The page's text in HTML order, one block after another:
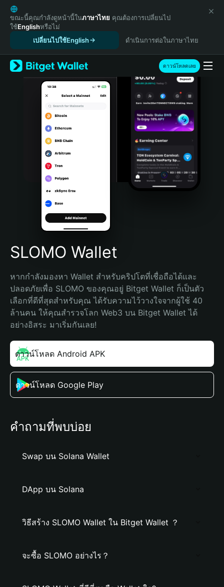
English
日本語
Tiếng Việt
Español (Latinoamérica)
Türkçe
Italiano
Português (Portugal)
Bahasa Indonesia
Português (Brasil)
Español (Argentina)
ขณะนี้คุณกำลังดูหน้านี้ในภาษาไทย คุณต้องการเปลี่ยนไป
ใช้Englishหรือไม่
เปลี่ยนไปใช้English
ดำเนินการต่อในภาษาไทย
ดาวน์โหลดเลย
SLOMO Wallet
หากกำลังมองหา Wallet สำหรับคริปโตที่เชื่อถือได้และ
ปลอดภัยเพื่อ SLOMO ของคุณอยู่ Bitget Wallet ก็เป็นตัว
เลือกที่ดีที่สุดสำหรับคุณ ได้รับความไว้วางใจจากผู้ใช้ 40
ล้านคน ให้คุณสำรวจโลก Web3 บน Bitget Wallet ได้
อย่างอิสระ มาเริ่มกันเลย!
ดาวน์โหลด Android APK
ดาวน์โหลด Google Play
คำถามที่พบบ่อย
Swap บน Solana Wallet
DApp บน Solana
วิธีสร้าง SLOMO Wallet ใน Bitget Wallet ？
จะซื้อ SLOMO อย่างไร？